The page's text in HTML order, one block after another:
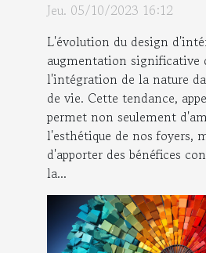
Jeu. 05/10/2023 16:12
L'évolution du design
augmentation significative
l'intégration de la nature
de vie. Cette tendance,
permet non seulement
l'esthétique de nos foyers,
d'apporter des bénéfices
la...